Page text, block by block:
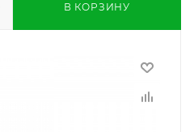
В КОРЗИНУ